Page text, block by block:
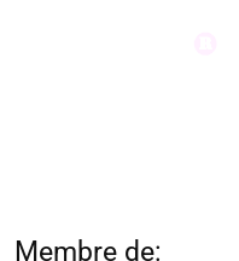
Membre de: